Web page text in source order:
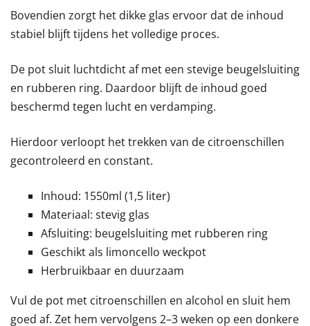
Bovendien zorgt het dikke glas ervoor dat de inhoud
stabiel blijft tijdens het volledige proces.
De pot sluit luchtdicht af met een stevige beugelsluiting
en rubberen ring. Daardoor blijft de inhoud goed
beschermd tegen lucht en verdamping.
Hierdoor verloopt het trekken van de citroenschillen
gecontroleerd en constant.
Inhoud: 1550ml (1,5 liter)
Materiaal: stevig glas
Afsluiting: beugelsluiting met rubberen ring
Geschikt als limoncello weckpot
Herbruikbaar en duurzaam
Vul de pot met citroenschillen en alcohol en sluit hem
goed af. Zet hem vervolgens 2–3 weken op een donkere